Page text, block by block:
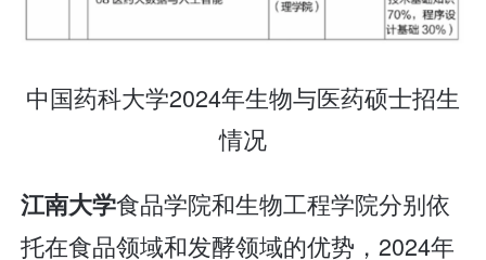
中国药科大学2024年生物与医药硕士招生
情况
江南大学食品学院和生物工程学院分别依
托在食品领域和发酵领域的优势，2024年